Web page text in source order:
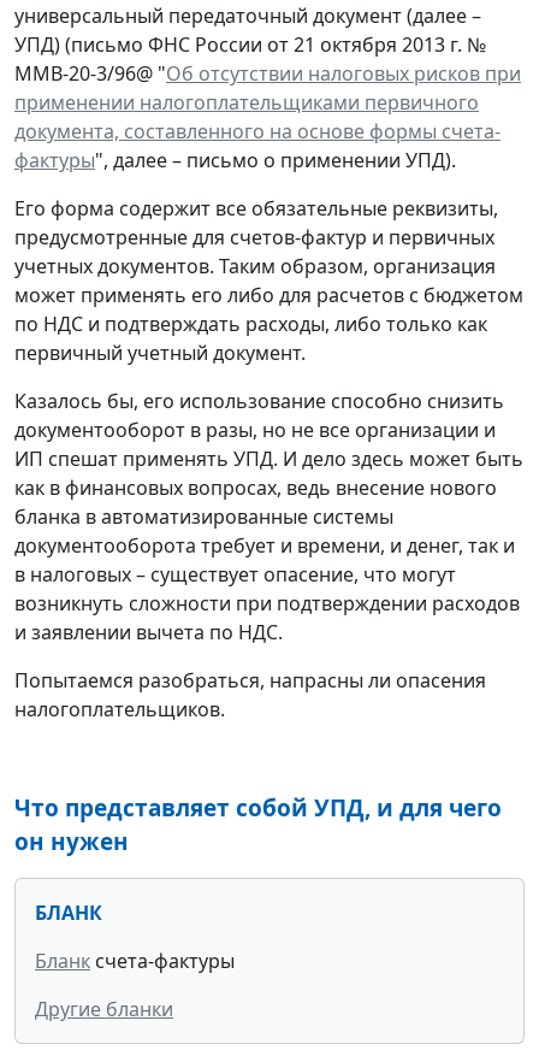
универсальный передаточный документ (далее –
УПД) (письмо ФНС России от 21 октября 2013 г. №
ММВ-20-3/96@ "Об отсутствии налоговых рисков при
применении налогоплательщиками первичного
документа, составленного на основе формы счета-
фактуры", далее – письмо о применении УПД).
Его форма содержит все обязательные реквизиты,
предусмотренные для счетов-фактур и первичных
учетных документов. Таким образом, организация
может применять его либо для расчетов с бюджетом
по НДС и подтверждать расходы, либо только как
первичный учетный документ.
Казалось бы, его использование способно снизить
документооборот в разы, но не все организации и
ИП спешат применять УПД. И дело здесь может быть
как в финансовых вопросах, ведь внесение нового
бланка в автоматизированные системы
документооборота требует и времени, и денег, так и
в налоговых – существует опасение, что могут
возникнуть сложности при подтверждении расходов
и заявлении вычета по НДС.
Попытаемся разобраться, напрасны ли опасения
налогоплательщиков.
Что представляет собой УПД, и для чего
он нужен
БЛАНК
Бланк счета-фактуры
Другие бланки